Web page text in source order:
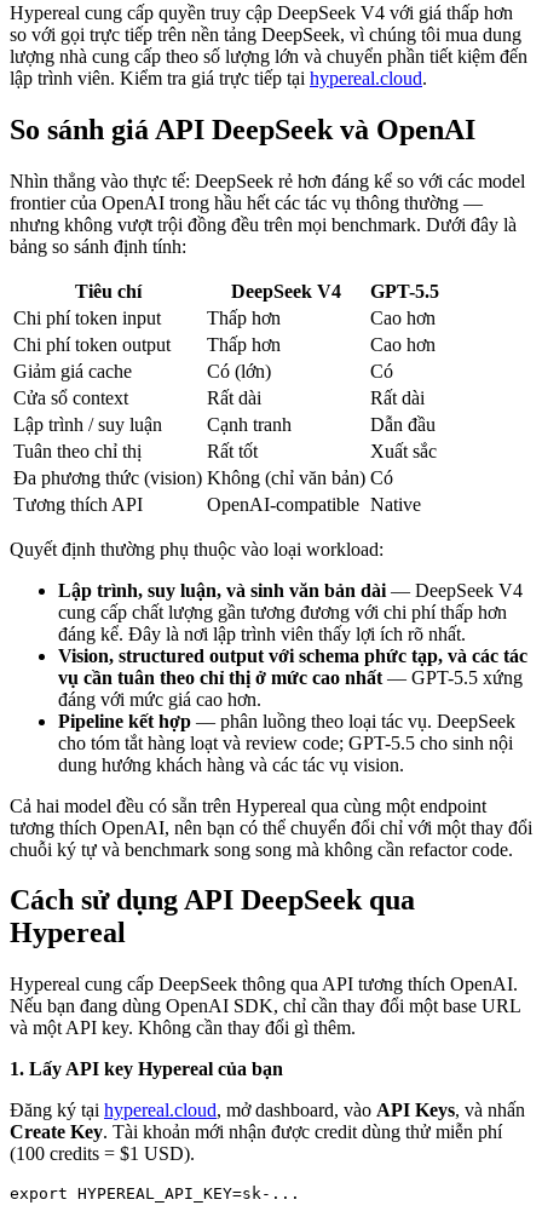
Hypereal cung cấp quyền truy cập DeepSeek V4 với giá thấp hơn
so với gọi trực tiếp trên nền tảng DeepSeek, vì chúng tôi mua dung
lượng nhà cung cấp theo số lượng lớn và chuyển phần tiết kiệm đến
lập trình viên. Kiểm tra giá trực tiếp tại hypereal.cloud.
So sánh giá API DeepSeek và OpenAI
Nhìn thẳng vào thực tế: DeepSeek rẻ hơn đáng kể so với các model
frontier của OpenAI trong hầu hết các tác vụ thông thường —
nhưng không vượt trội đồng đều trên mọi benchmark. Dưới đây là
bảng so sánh định tính:
Tiêu chí DeepSeek V4
GPT-5.5
Chi phí token input
Thấp hơn
Cao hơn
Chi phí token output
Thấp hơn
Cao hơn
Giảm giá cache
Có (lớn)
Có
Cửa sổ context
Rất dài
Rất dài
Lập trình / suy luận
Cạnh tranh
Dẫn đầu
Tuân theo chỉ thị
Rất tốt
Xuất sắc
Đa phương thức (vision) Không (chỉ văn bản) Có
Tương thích API
OpenAI-compatible Native
Quyết định thường phụ thuộc vào loại workload:
Lập trình, suy luận, và sinh văn bản dài — DeepSeek V4
cung cấp chất lượng gần tương đương với chi phí thấp hơn
đáng kể. Đây là nơi lập trình viên thấy lợi ích rõ nhất.
Vision, structured output với schema phức tạp, và các tác
vụ cần tuân theo chỉ thị ở mức cao nhất — GPT-5.5 xứng
đáng với mức giá cao hơn.
Pipeline kết hợp — phân luồng theo loại tác vụ. DeepSeek
cho tóm tắt hàng loạt và review code; GPT-5.5 cho sinh nội
dung hướng khách hàng và các tác vụ vision.
Cả hai model đều có sẵn trên Hypereal qua cùng một endpoint
tương thích OpenAI, nên bạn có thể chuyển đổi chỉ với một thay đổi
chuỗi ký tự và benchmark song song mà không cần refactor code.
Cách sử dụng API DeepSeek qua
Hypereal
Hypereal cung cấp DeepSeek thông qua API tương thích OpenAI.
Nếu bạn đang dùng OpenAI SDK, chỉ cần thay đổi một base URL
và một API key. Không cần thay đổi gì thêm.
1. Lấy API key Hypereal của bạn
Đăng ký tại hypereal.cloud, mở dashboard, vào API Keys, và nhấn
Create Key. Tài khoản mới nhận được credit dùng thử miễn phí
(100 credits = $1 USD).